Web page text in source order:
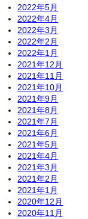
2022年5月
2022年4月
2022年3月
2022年2月
2022年1月
2021年12月
2021年11月
2021年10月
2021年9月
2021年8月
2021年7月
2021年6月
2021年5月
2021年4月
2021年3月
2021年2月
2021年1月
2020年12月
2020年11月